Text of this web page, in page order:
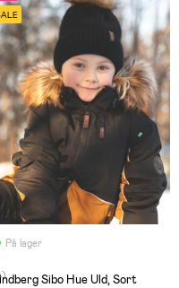
På lager
Sibo Hue Uld, Sort